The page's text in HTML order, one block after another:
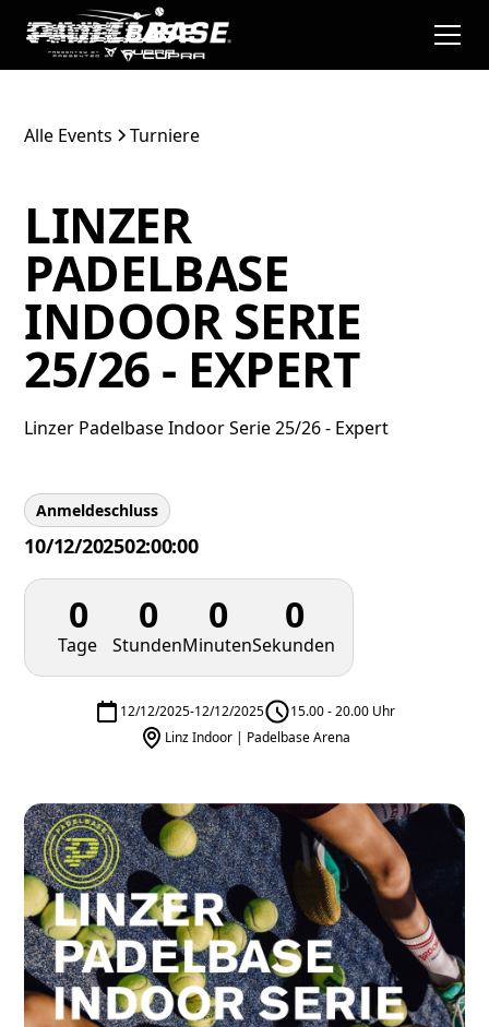
Alle Events Turniere
LINZER
PADELBASE
INDOOR SERIE
25/26 - EXPERT
Linzer Padelbase Indoor Serie 25/26 - Expert
Anmeldeschluss
10/12/202502:00:00
0
Tage
0
Stunden
0
Minuten
0
Sekunden
12/12/2025-12/12/2025
15.00 - 20.00 Uhr
Linz Indoor | Padelbase Arena